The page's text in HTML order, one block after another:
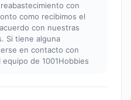
con
como recibimos el
con nuestras
Si tiene alguna
en contacto con
de 1001Hobbies